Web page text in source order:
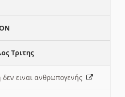
Τριτης
δεν ειναι ανθρωπογενής